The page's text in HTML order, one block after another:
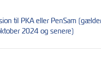
til PKA eller PenSam
2024 og senere)